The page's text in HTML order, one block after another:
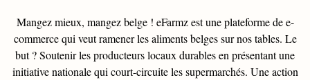
Mangez mieux, mangez belge ! eFarmz est une plateforme de e-
commerce qui veut ramener les aliments belges sur nos tables. Le
but ? Soutenir les producteurs locaux durables en présentant une
initiative nationale qui court-circuite les supermarchés. Une action